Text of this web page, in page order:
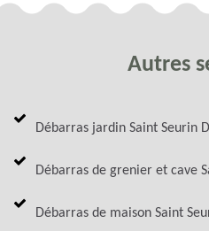
Autres
Débarras jardin Saint Seurin
Débarras de grenier et cave
Débarras de maison Saint